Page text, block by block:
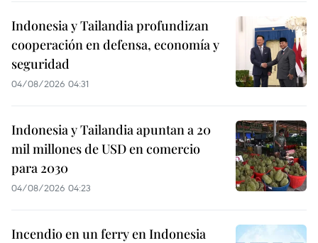
Indonesia y Tailandia profundizan
cooperación en defensa, economía y
seguridad
04/08/2026 04:31
Indonesia y Tailandia apuntan a 20
mil millones de USD en comercio
para 2030
04/08/2026 04:23
Incendio en un ferry en Indonesia